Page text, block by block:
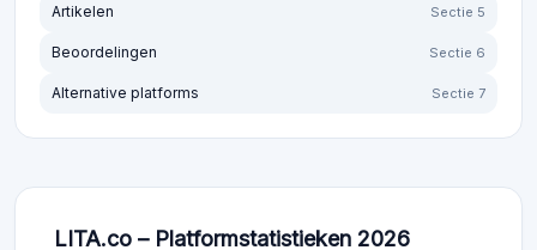
Artikelen Sectie 5
Beoordelingen Sectie 6
Alternative platforms Sectie 7
LITA.co – Platformstatistieken 2026